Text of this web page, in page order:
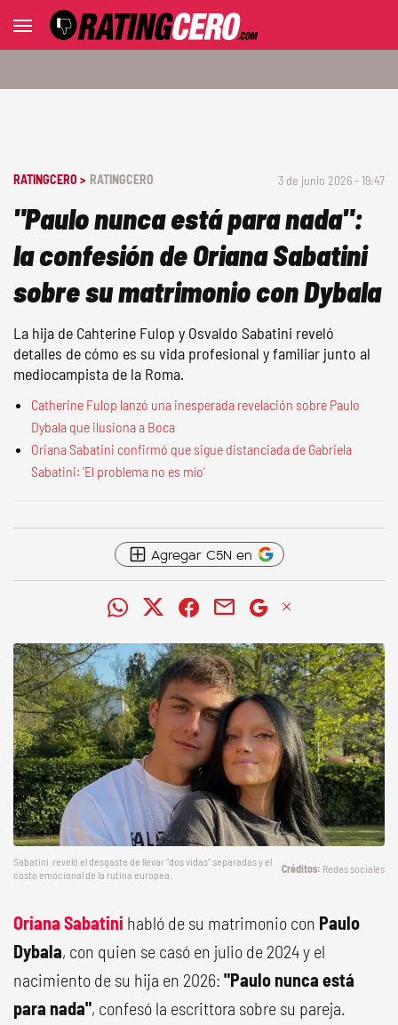
RATINGCERO > RATINGCERO 3 de junio 2026 - 19:47
"Paulo nunca está para nada":
la confesión de Oriana Sabatini
sobre su matrimonio con Dybala
La hija de Cahterine Fulop y Osvaldo Sabatini reveló
detalles de cómo es su vida profesional y familiar junto al
mediocampista de la Roma.
Catherine Fulop lanzó una inesperada revelación sobre Paulo
Dybala que ilusiona a Boca
Oriana Sabatini confirmó que sigue distanciada de Gabriela
Sabatini: 'El problema no es mío'
Agregar C5N en
Sabatini reveló el desgaste de llevar "dos vidas" separadas y el
costo emocional de la rutina europea.
Redes sociales
Oriana Sabatini habló de su matrimonio con Paulo
Dybala, con quien se casó en julio de 2024 y el
nacimiento de su hija en 2026: "Paulo nunca está
para nada", confesó la escrittora sobre su pareja.